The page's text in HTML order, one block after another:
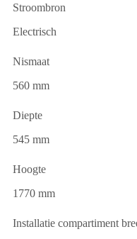
Stroombron
Electrisch
Nismaat
560 mm
Diepte
545 mm
Hoogte
1770 mm
Installatie compartiment